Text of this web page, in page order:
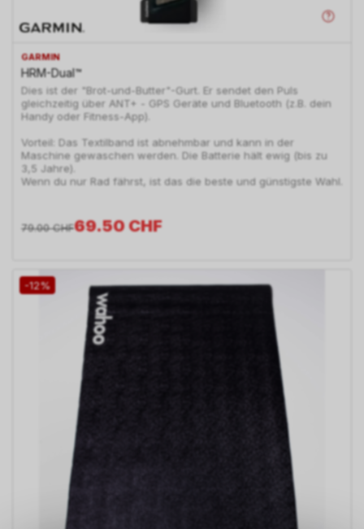
GARMIN
HRM-Dual™
Dies ist der "Brot-und-Butter"-Gurt. Er sendet den Puls
gleichzeitig über ANT+ - GPS Geräte und Bluetooth (z.B. dein
Handy oder Fitness-App).
Vorteil: Das Textilband ist abnehmbar und kann in der
Maschine gewaschen werden. Die Batterie hält ewig (bis zu
3,5 Jahre).
Wenn du nur Rad fährst, ist das die beste und günstigste Wahl.
69.50CHF
79.00 CHF
-12%